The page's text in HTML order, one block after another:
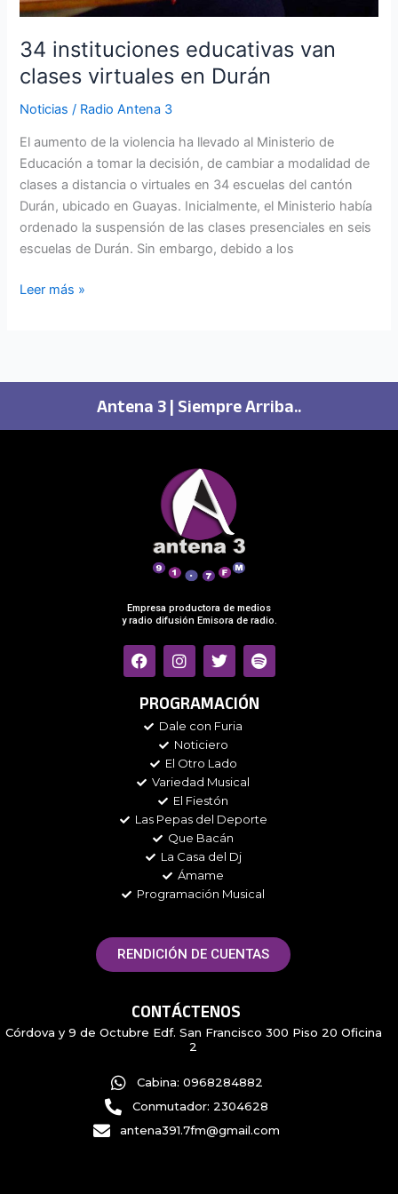
34 instituciones educativas van
clases virtuales en Durán
Noticias / Radio Antena 3
El aumento de la violencia ha llevado al Ministerio de
Educación a tomar la decisión, de cambiar a modalidad de
clases a distancia o virtuales en 34 escuelas del cantón
Durán, ubicado en Guayas. Inicialmente, el Ministerio había
ordenado la suspensión de las clases presenciales en seis
escuelas de Durán. Sin embargo, debido a los
Leer más »
Antena 3 | Siempre Arriba..
Empresa productora de medios
y radio difusión Emisora de radio.
F
a
e
o
I
n
t
g
r
a
m
T
w
t
e
r
S
p
t
PROGRAMACIÓN
Dale con Furia
Noticiero
El Otro Lado
Variedad Musical
El Fiestón
Las Pepas del Deporte
Que Bacán
La Casa del Dj
Ámame
Programación Musical
RENDICIÓN DE CUENTAS
CONTÁCTENOS
Córdova y 9 de Octubre Edf. San Francisco 300 Piso 20 Oficina
2
Cabina: 0968284882
Conmutador: 2304628
antena391.7fm@gmail.com